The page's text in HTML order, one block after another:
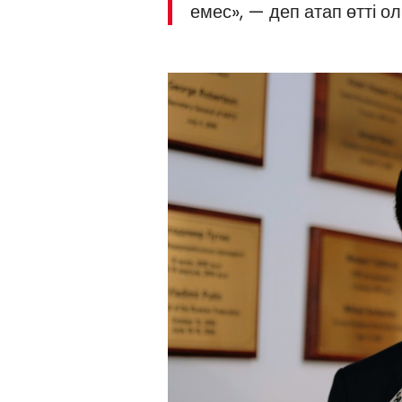
емес», — деп атап өтті